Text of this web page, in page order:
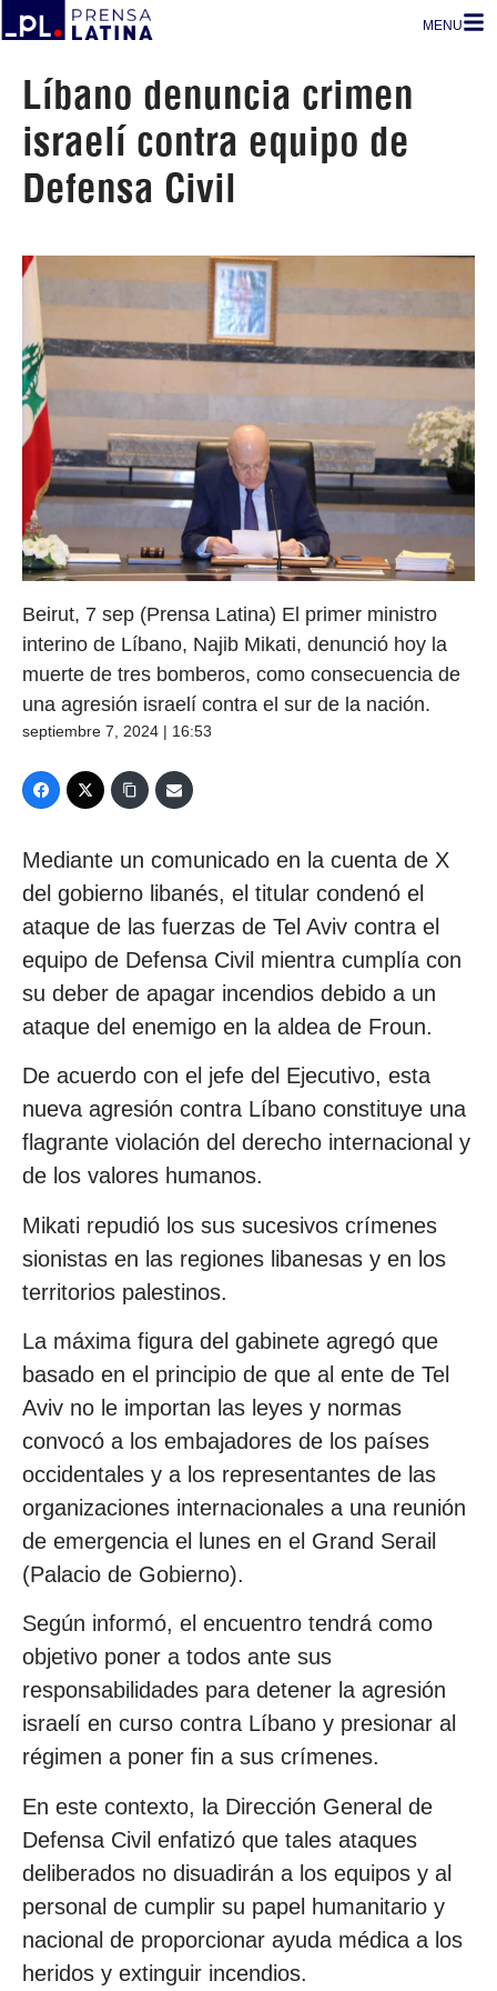
MENU
Líbano denuncia crimen
israelí contra equipo de
Defensa Civil
Beirut, 7 sep (Prensa Latina) El primer ministro
interino de Líbano, Najib Mikati, denunció hoy la
muerte de tres bomberos, como consecuencia de
una agresión israelí contra el sur de la nación.
septiembre 7, 2024 | 16:53
Mediante un comunicado en la cuenta de X
del gobierno libanés, el titular condenó el
ataque de las fuerzas de Tel Aviv contra el
equipo de Defensa Civil mientra cumplía con
su deber de apagar incendios debido a un
ataque del enemigo en la aldea de Froun.
De acuerdo con el jefe del Ejecutivo, esta
nueva agresión contra Líbano constituye una
flagrante violación del derecho internacional y
de los valores humanos.
Mikati repudió los sus sucesivos crímenes
sionistas en las regiones libanesas y en los
territorios palestinos.
La máxima figura del gabinete agregó que
basado en el principio de que al ente de Tel
Aviv no le importan las leyes y normas
convocó a los embajadores de los países
occidentales y a los representantes de las
organizaciones internacionales a una reunión
de emergencia el lunes en el Grand Serail
(Palacio de Gobierno).
Según informó, el encuentro tendrá como
objetivo poner a todos ante sus
responsabilidades para detener la agresión
israelí en curso contra Líbano y presionar al
régimen a poner fin a sus crímenes.
En este contexto, la Dirección General de
Defensa Civil enfatizó que tales ataques
deliberados no disuadirán a los equipos y al
personal de cumplir su papel humanitario y
nacional de proporcionar ayuda médica a los
heridos y extinguir incendios.